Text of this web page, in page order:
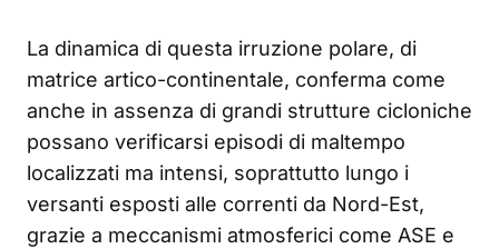
La dinamica di questa irruzione polare, di
matrice artico-continentale, conferma come
anche in assenza di grandi strutture cicloniche
possano verificarsi episodi di maltempo
localizzati ma intensi, soprattutto lungo i
versanti esposti alle correnti da Nord-Est,
grazie a meccanismi atmosferici come ASE e